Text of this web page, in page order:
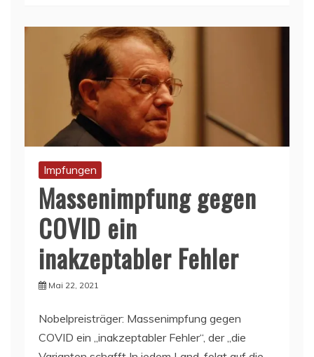
Impfungen
Massenimpfung gegen
COVID ein
inakzeptabler Fehler
Mai 22, 2021
Nobelpreisträger: Massenimpfung gegen
COVID ein „inakzeptabler Fehler“, der „die